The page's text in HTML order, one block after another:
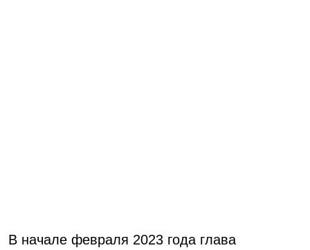
В начале февраля 2023 года глава